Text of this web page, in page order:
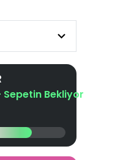
Sepetin Bekliyor